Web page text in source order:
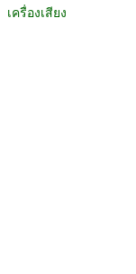
เครื่องเสียง